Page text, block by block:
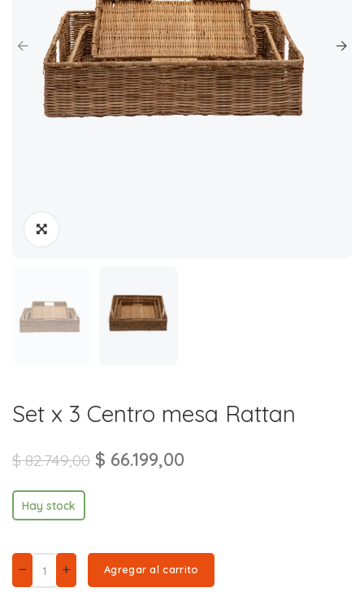
Set x 3 Centro mesa Rattan
$82.749,00 $ 66.199,00
Hay stock
Agregar al carrito